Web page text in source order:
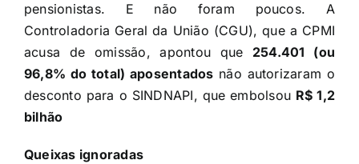
pensionistas. E não foram poucos. A
Controladoria Geral da União (CGU), que a CPMI
acusa de omissão, apontou que 254.401 (ou
96,8% do total) aposentados não autorizaram o
desconto para o SINDNAPI, que embolsou R$ 1,2
bilhão
Queixas ignoradas